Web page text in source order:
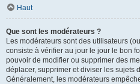
Haut
Que sont les modérateurs ?
Les modérateurs sont des utilisateurs
consiste à vérifier au jour le jour le bon
pouvoir de modifier ou supprimer des
déplacer, supprimer et diviser les sujets
Généralement, les modérateurs